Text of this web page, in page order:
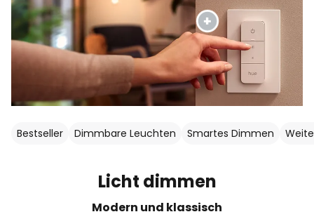
Bestseller Dimmbare Leuchten Smartes Dimmen
Licht dimmen
Modern und klassisch